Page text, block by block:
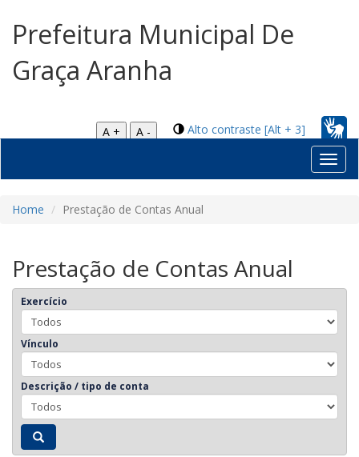
Prefeitura Municipal De
Graça Aranha
Alto contraste [Alt + 3]
A +
A -
Home Prestação de Contas Anual
Prestação de Contas Anual
Exercício
Vínculo
Descrição / tipo de conta